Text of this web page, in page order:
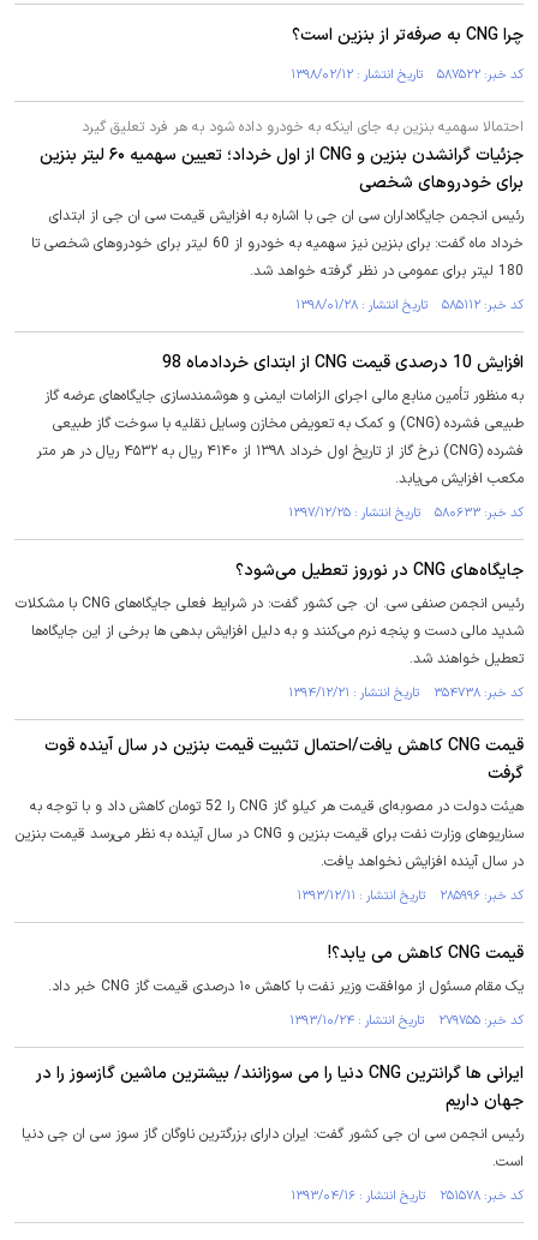
چرا CNG به صرفه‌تر از بنزین است؟
کد خبر: ۵۸۷۵۲۲ تاریخ انتشار : ۱۳۹۸/۰۲/۱۲
احتمالا سهمیه بنزین به جای اینکه به خودرو داده شود به هر فرد تعلیق گیرد
جزئیات گران‎شدن بنزین و CNG از اول خرداد؛ تعیین سهمیه ۶۰ لیتر بنزین
برای خودروهای شخصی
رئیس انجمن جایگاه‌داران سی ان جی با اشاره به افزایش قیمت سی ان جی از ابتدای
خرداد ماه گفت: برای بنزین نیز سهمیه به خودرو از 60 لیتر برای خودروهای شخصی تا
180 لیتر برای عمومی در نظر گرفته خواهد شد.
کد خبر: ۵۸۵۱۱۲ تاریخ انتشار : ۱۳۹۸/۰۱/۲۸
افزایش 10 درصدی قیمت CNG از ابتدای خردادماه 98
به منظور تأمین منابع مالی اجرای الزامات ایمنی و هوشمندسازی جایگاه‌های عرضه گاز
طبیعی فشرده (CNG) و کمک به تعویض مخازن وسایل نقلیه با سوخت گاز طبیعی
فشرده (CNG) نرخ گاز از تاریخ اول خرداد ۱۳۹۸ از ۴۱۴۰ ریال به ۴۵۳۲ ریال در هر متر
مکعب افزایش می‌یابد.
کد خبر: ۵۸۰۶۳۳ تاریخ انتشار : ۱۳۹۷/۱۲/۲۵
جایگاه‌های CNG در نوروز تعطیل می‌شود؟
رئیس انجمن صنفی سی. ان. جی کشور گفت: در شرایط فعلی جایگاه‌های CNG با مشکلات
شدید مالی دست و پنجه نرم می‌کنند و به دلیل افزایش بدهی ها برخی از این جایگاه‌ها
تعطیل خواهند شد.
کد خبر: ۳۵۴۷۳۸ تاریخ انتشار : ۱۳۹۴/۱۲/۲۱
قیمت CNG کاهش یافت/احتمال تثبیت قیمت بنزین در سال آینده قوت
گرفت
هیئت دولت در مصوبه‌ای قیمت هر کیلو گاز CNG را 52 تومان کاهش داد و با توجه به
سناریوهای وزارت نفت برای قیمت بنزین و CNG در سال آینده به نظر می‌رسد قیمت بنزین
در سال آینده افزایش نخواهد یافت.
کد خبر: ۲۸۵۹۹۶ تاریخ انتشار : ۱۳۹۳/۱۲/۱۱
قیمت CNG کاهش می یابد؟!
یک مقام مسئول از موافقت وزیر نفت با کاهش ۱۰ درصدی قیمت گاز CNG خبر داد.
کد خبر: ۲۷۹۷۵۵ تاریخ انتشار : ۱۳۹۳/۱۰/۲۴
ایرانی ها گرانترین CNG دنیا را می سوزانند/ بیشترین ماشین گازسوز را در
جهان داریم
رئیس انجمن سی ان جی کشور گفت: ایران دارای بزرگترین ناوگان گاز سوز سی ان جی دنیا
است.
کد خبر: ۲۵۱۵۷۸ تاریخ انتشار : ۱۳۹۳/۰۴/۱۶